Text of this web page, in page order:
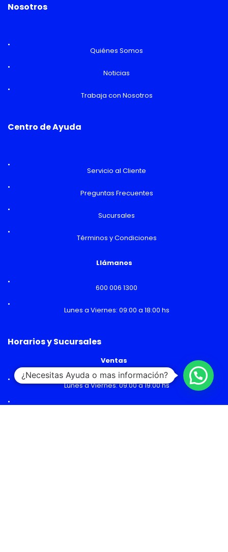
Nosotros
Quiénes Somos
Noticias
Trabaja con Nosotros
Centro de Ayuda
Servicio al Cliente
Preguntas Frecuentes
Sucursales
Términos y Condiciones
Llámanos
600 006 1300
Lunes a Viernes: 09:00 a 18:00 hs
Horarios y Sucursales
Ventas
Lunes a Viernes: 09:00 a 19:00 hs
Sábado: 09:00 a 14:00 hs
¿Necesitas Ayuda o mas información?